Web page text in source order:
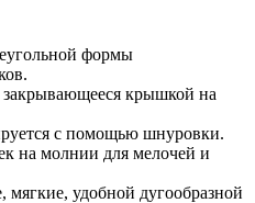
формы
закрывающееся крышкой на
с помощью шнуровки.
на молнии для мелочей и
удобной дугообразной